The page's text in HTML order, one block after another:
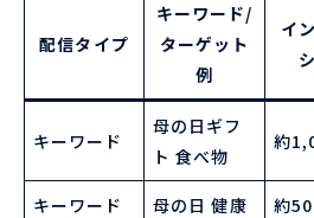
配信タイプ
キーワード/
ターゲット
例
イ
キーワード
母の日ギフ
ト 食べ物
約
キーワード 母の日 健康 約